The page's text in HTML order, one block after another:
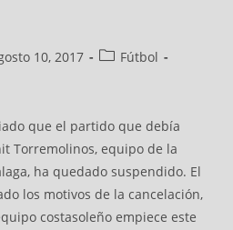
10, 2017
Fútbol
que el partido que debía
Torremolinos, equipo de la
ha quedado suspendido. El
los motivos de la cancelación,
costasoleño empiece este